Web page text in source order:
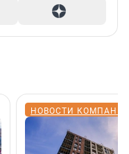
НОВОСТИ